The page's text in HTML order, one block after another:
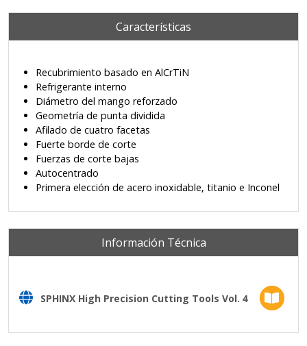
Características
Recubrimiento basado en AlCrTiN
Refrigerante interno
Diámetro del mango reforzado
Geometría de punta dividida
Afilado de cuatro facetas
Fuerte borde de corte
Fuerzas de corte bajas
Autocentrado
Primera elección de acero inoxidable, titanio e Inconel
Información Técnica
SPHINX High Precision Cutting Tools Vol. 4